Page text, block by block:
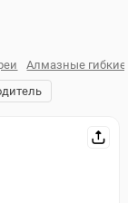
Алмазные